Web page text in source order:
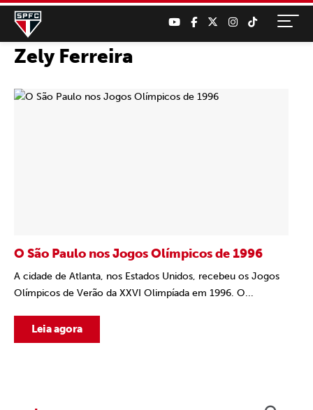
Zely Ferreira
O São Paulo nos Jogos Olímpicos de 1996
A cidade de Atlanta, nos Estados Unidos, recebeu os Jogos
Olímpicos de Verão da XXVI Olimpíada em 1996. O...
Leia agora